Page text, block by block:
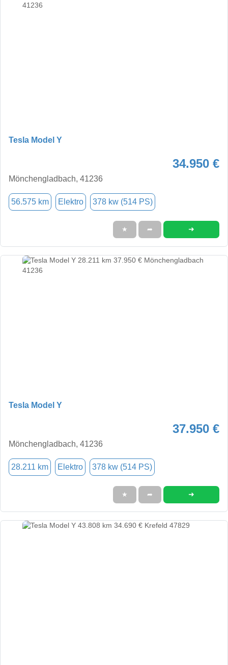
Tesla Model Y
34.950 €
Mönchengladbach, 41236
56.575 km Elektro 378 kw (514 PS)
★ ➦ ➜
Tesla Model Y
37.950 €
Mönchengladbach, 41236
28.211 km Elektro 378 kw (514 PS)
★ ➦ ➜